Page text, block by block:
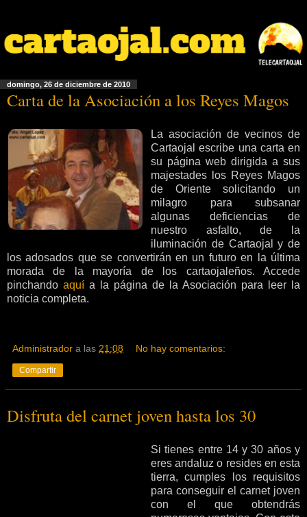
domingo, 26 de diciembre de 2010
Carta de la Asociación a los Reyes Magos
La asociación de vecinos de
Cartaojal escribe una carta en
su página web dirigida a sus
majestades los Reyes Magos
de Oriente solicitando un
milagro para subsanar
algunas deficiencias de
nuestro asfalto, de la
iluminación de Cartaojal y de
los adosados que se convertirán en un futuro en la última
morada de la mayoría de los cartaojaleños. Accede
pinchando aquí a la página de la Asociación para leer la
noticia completa.
Administrador a las 21:08 No hay comentarios:
Compartir
Disfruta del carnet joven hasta los 30
Si tienes entre 14 y 30 años y
eres andaluz o resides en esta
tierra, cumples los requisitos
para conseguir el carnet joven
con el que obtendrás